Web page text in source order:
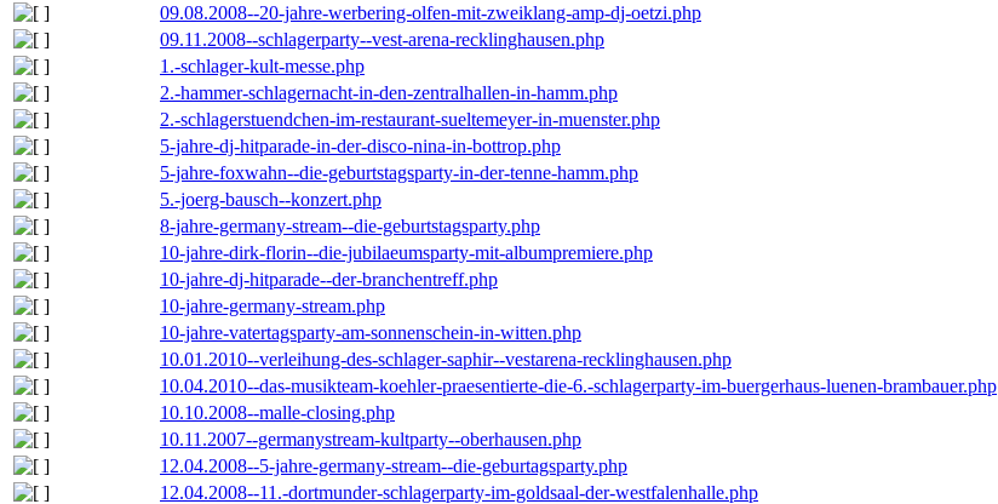
09.08.2008--20-jahre-werbering-olfen-mit-zweiklang-amp-dj-oetzi.php
09.11.2008--schlagerparty--vest-arena-recklinghausen.php
1.-schlager-kult-messe.php
2.-hammer-schlagernacht-in-den-zentralhallen-in-hamm.php
2.-schlagerstuendchen-im-restaurant-sueltemeyer-in-muenster.php
5-jahre-dj-hitparade-in-der-disco-nina-in-bottrop.php
5-jahre-foxwahn--die-geburtstagsparty-in-der-tenne-hamm.php
5.-joerg-bausch--konzert.php
8-jahre-germany-stream--die-geburtstagsparty.php
10-jahre-dirk-florin--die-jubilaeumsparty-mit-albumpremiere.php
10-jahre-dj-hitparade--der-branchentreff.php
10-jahre-germany-stream.php
10-jahre-vatertagsparty-am-sonnenschein-in-witten.php
10.01.2010--verleihung-des-schlager-saphir--vestarena-recklinghausen.php
10.04.2010--das-musikteam-koehler-praesentierte-die-6.-schlagerparty-im-buergerhaus-luenen-brambauer.php
10.10.2008--malle-closing.php
10.11.2007--germanystream-kultparty--oberhausen.php
12.04.2008--5-jahre-germany-stream--die-geburtagsparty.php
12.04.2008--11.-dortmunder-schlagerparty-im-goldsaal-der-westfalenhalle.php